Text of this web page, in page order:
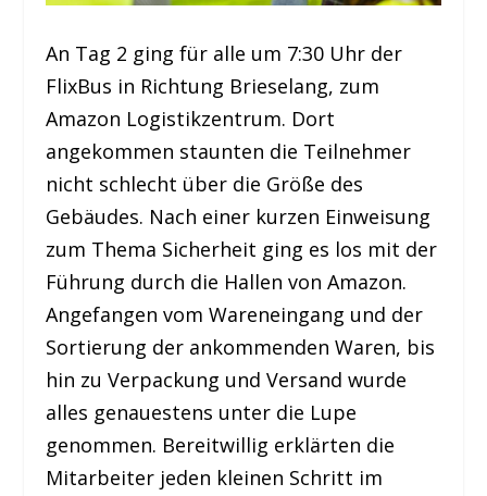
An Tag 2 ging für alle um 7:30 Uhr der
FlixBus in Richtung Brieselang, zum
Amazon Logistikzentrum. Dort
angekommen staunten die Teilnehmer
nicht schlecht über die Größe des
Gebäudes. Nach einer kurzen Einweisung
zum Thema Sicherheit ging es los mit der
Führung durch die Hallen von Amazon.
Angefangen vom Wareneingang und der
Sortierung der ankommenden Waren, bis
hin zu Verpackung und Versand wurde
alles genauestens unter die Lupe
genommen. Bereitwillig erklärten die
Mitarbeiter jeden kleinen Schritt im